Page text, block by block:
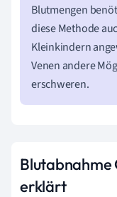
Blutmengen
diese Methode
Kleinkindern
Venen andere
erschweren.
Blutabnahme
erklärt